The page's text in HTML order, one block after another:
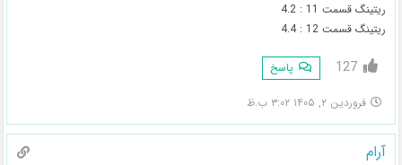
ریتینگ قسمت 11 : 4.2
ریتینگ قسمت 12 : 4.4
127 پاسخ
فروردین ۲, ۱۴۰۵ ۳:۰۲ ب.ظ
آرام